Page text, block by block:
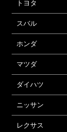
トヨタ
スバル
ホンダ
マツダ
ダイハツ
ニッサン
レクサス